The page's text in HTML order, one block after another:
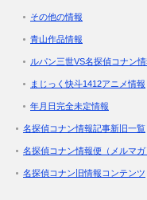
その他の情報
青山作品情報
ルパン三世VS名探偵コナン情
まじっく快斗1412アニメ情報
年月日完全未定情報
名探偵コナン情報記事新旧一覧
名探偵コナン情報便（メルマガ
名探偵コナン旧情報コンテンツ